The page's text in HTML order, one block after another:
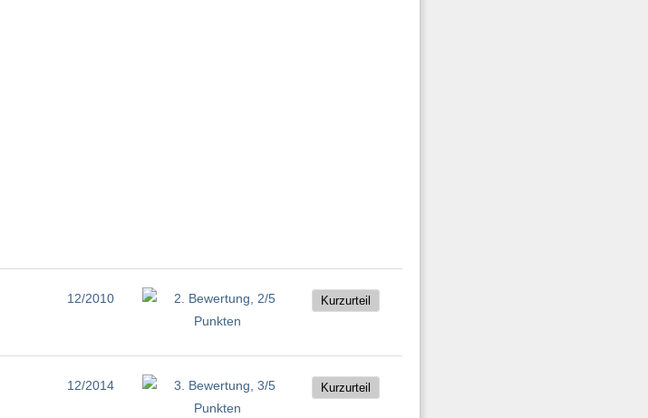
12/2010 Kurzurteil
12/2014 Kurzurteil